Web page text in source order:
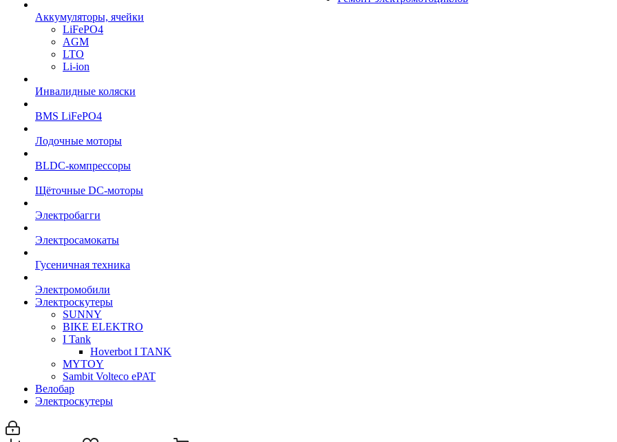
Аккумуляторы, ячейки
LiFePO4
AGM
LTO
Li-ion
Инвалидные коляски
BMS LiFePO4
Лодочные моторы
BLDC-компрессоры
Щёточные DC-моторы
Электробагги
Электросамокаты
Гусеничная техника
Электромобили
Электроскутеры
SUNNY
BIKE ELEKTRO
I Tank
Hoverbot I TANK
MYTOY
Sambit Volteco ePAT
Велобар
Электроскутеры